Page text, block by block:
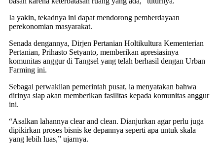
Ia yakin, tekadnya ini dapat mendorong pemberdayaan
perekonomian masyarakat.
Senada dengannya, Dirjen Pertanian Holtikultura Kementerian
Pertanian, Prihasto Setyanto, memberikan apresiasinya
komunitas anggur di Tangsel yang telah berhasil dengan Urban
Farming ini.
Sebagai perwakilan pemerintah pusat, ia menyatakan bahwa
dirinya siap akan memberikan fasilitas kepada komunitas anggur
ini.
“Asalkan lahannya clear and clean. Dianjurkan agar perlu juga
dipikirkan proses bisnis ke depannya seperti apa untuk skala
yang lebih luas,” ujarnya.